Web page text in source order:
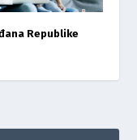
Republike